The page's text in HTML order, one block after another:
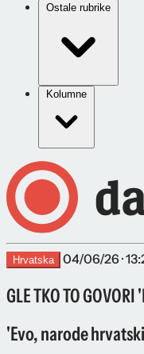
Ostale rubrike
Kolumne
Hrvatska 04/06/26 ·
GLE TKO TO
'Evo, narode